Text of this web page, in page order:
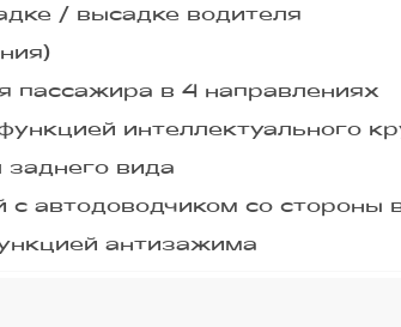
/ высадке водителя
пассажира в 4 направлениях
интеллектуального
заднего вида
автодоводчиком со стороны
антизажима